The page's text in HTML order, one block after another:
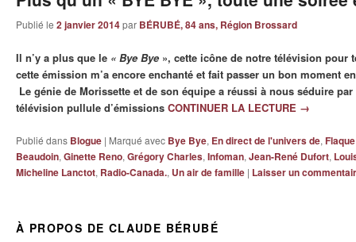
Publié le 2 janvier 2014par BÉRUBÉ, 84 ans, Région Brossard
Il n’y a plus que le « Bye Bye », cette icône de notre télévision pour
cette émission m’a encore enchanté et fait passer un bon moment
Le génie de Morissette et de son équipe a réussi à nous séduire
télévision pullule d’émissions CONTINUER LA LECTURE →
Publié dans Blogue | Marqué avec Bye Bye, En direct de l'univers de,
Beaudoin, Ginette Reno, Grégory Charles, Infoman, Jean-René Dufort,
Micheline Lanctot, Radio-Canada., Un air de famille | Laisser un
À PROPOS DE CLAUDE BÉRUBÉ